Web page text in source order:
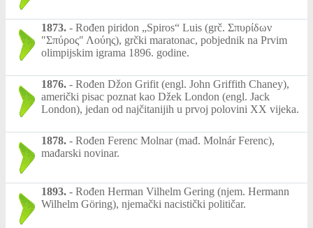
1873. - Rođen piridon „Spiros“ Luis (grč. Σπυρίδων
"Σπύρος" Λούης), grčki maratonac, pobjednik na Prvim
olimpijskim igrama 1896. godine.
1876. - Rođen Džon Grifit (engl. John Griffith Chaney),
američki pisac poznat kao Džek London (engl. Jack
London), jedan od najčitanijih u prvoj polovini XX vijeka.
1878. - Rođen Ferenc Molnar (mađ. Molnár Ferenc),
mađarski novinar.
1893. - Rođen Herman Vilhelm Gering (njem. Hermann
Wilhelm Göring), njemački nacistički političar.